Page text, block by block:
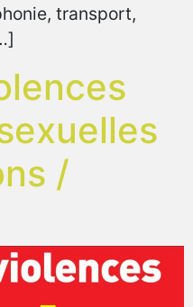
transport,
/